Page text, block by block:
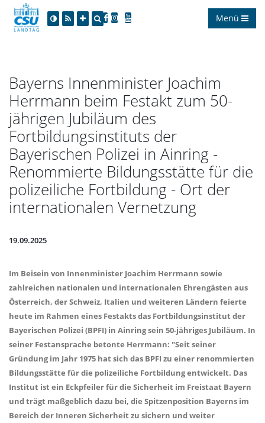
Menü
Bayerns Innenminister Joachim
Herrmann beim Festakt zum 50-
jährigen Jubiläum des
Fortbildungsinstituts der
Bayerischen Polizei in Ainring -
Renommierte Bildungsstätte für die
polizeiliche Fortbildung - Ort der
internationalen Vernetzung
19.09.2025
Im Beisein von Innenminister Joachim Herrmann sowie
zahlreichen nationalen und internationalen Ehrengästen aus
Österreich, der Schweiz, Italien und weiteren Ländern feierte
heute im Rahmen eines Festakts das Fortbildungsinstitut der
Bayerischen Polizei (BPFI) in Ainring sein 50-jähriges Jubiläum. In
seiner Festansprache betonte Herrmann: "Seit seiner
Gründung im Jahr 1975 hat sich das BPFI zu einer renommierten
Bildungsstätte für die polizeiliche Fortbildung entwickelt. Das
Institut ist ein Eckpfeiler für die Sicherheit im Freistaat Bayern
und trägt maßgeblich dazu bei, die Spitzenposition Bayerns im
Bereich der Inneren Sicherheit zu sichern und weiter